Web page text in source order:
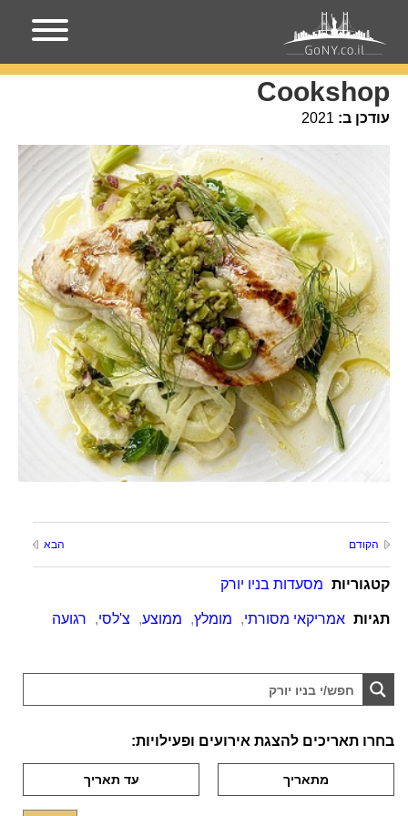
עמוד הבית מקומות בניו-יורק
Cookshop
עודכן ב: 2021
הקודם הבא
קטגוריות מסעדות בניו יורק
תגיות אמריקאי מסורתי, מומלץ, ממוצע, צ'לסי, רגועה
בחרו תאריכים להצגת אירועים ופעילויות: